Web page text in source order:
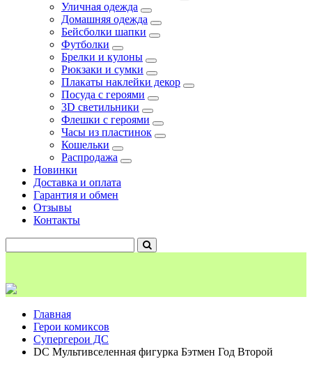
Уличная одежда
Домашняя одежда
Бейсболки шапки
Футболки
Брелки и кулоны
Рюкзаки и сумки
Плакаты наклейки декор
Посуда с героями
3D светильники
Флешки с героями
Часы из пластинок
Кошельки
Распродажа
Новинки
Доставка и оплата
Гарантия и обмен
Отзывы
Контакты
Главная
Герои комиксов
Супергерои ДС
DC Мультивселенная фигурка Бэтмен Год Второй